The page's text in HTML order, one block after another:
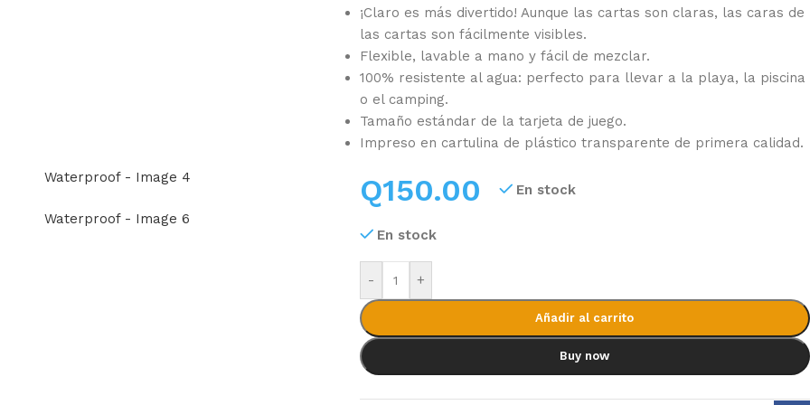
¡Claro es más divertido! Aunque las cartas son claras, las caras de
las cartas son fácilmente visibles.
Flexible, lavable a mano y fácil de mezclar.
100% resistente al agua: perfecto para llevar a la playa, la piscina
o el camping.
Tamaño estándar de la tarjeta de juego.
Impreso en cartulina de plástico transparente de primera calidad.
Q150.00 En stock
En stock
- +
Añadir al carrito
Buy now